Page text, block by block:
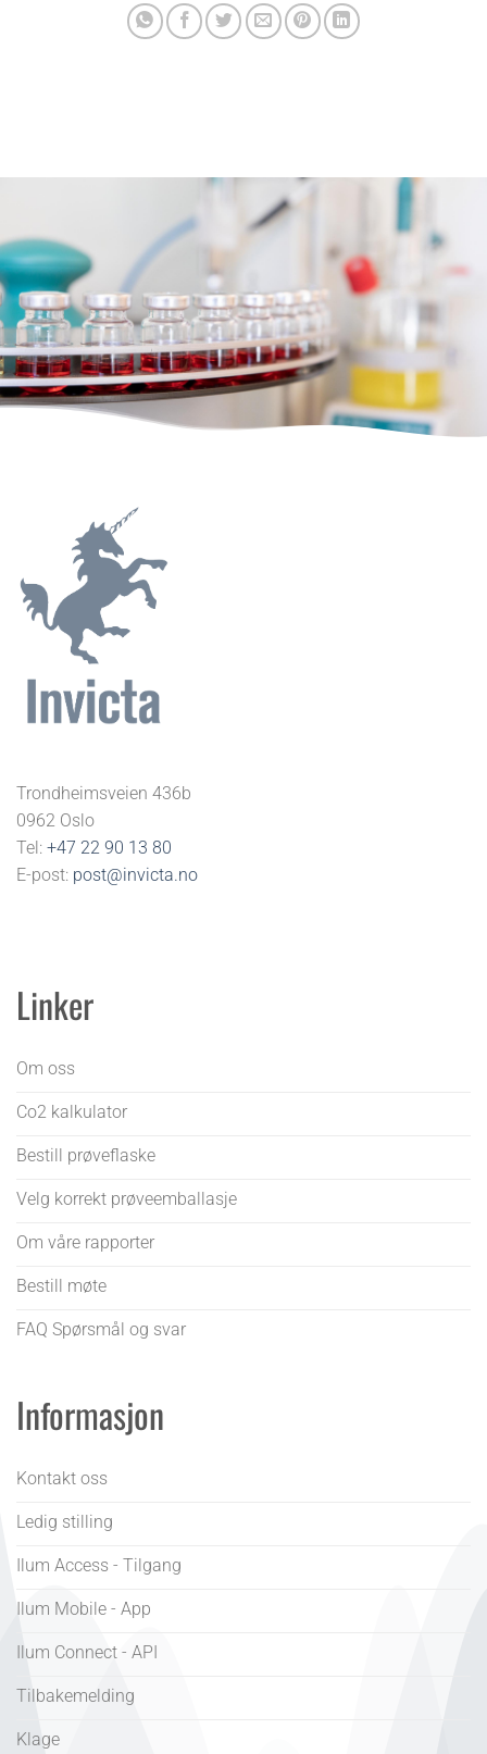
Trondheimsveien 436b
0962 Oslo
Tel: +47 22 90 13 80
E-post: post@invicta.no
Linker
Om oss
Co2 kalkulator
Bestill prøveflaske
Velg korrekt prøveemballasje
Om våre rapporter
Bestill møte
FAQ Spørsmål og svar
Informasjon
Kontakt oss
Ledig stilling
Ilum Access - Tilgang
Ilum Mobile - App
Ilum Connect - API
Tilbakemelding
Klage